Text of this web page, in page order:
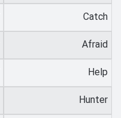
Catch
Afraid
Help
Hunter